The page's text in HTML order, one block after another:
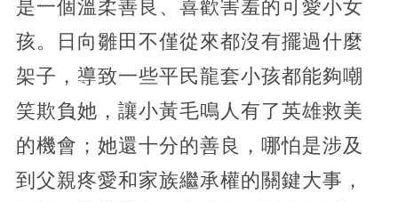
是一個溫柔善良、喜歡害羞的可愛小女
孩。日向雛田不僅從來都沒有擺過什麼
架子，導致一些平民龍套小孩都能夠嘲
笑欺負她，讓小黃毛鳴人有了英雄救美
的機會；她還十分的善良，哪怕是涉及
到父親疼愛和家族繼承權的關鍵大事，